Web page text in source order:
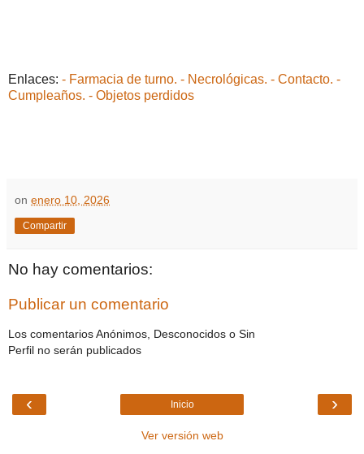
Enlaces: - Farmacia de turno. - Necrológicas. - Contacto. -
Cumpleaños. - Objetos perdidos
on enero 10, 2026
Compartir
No hay comentarios:
Publicar un comentario
Los comentarios Anónimos, Desconocidos o Sin
Perfil no serán publicados
‹ ›
Inicio
Ver versión web